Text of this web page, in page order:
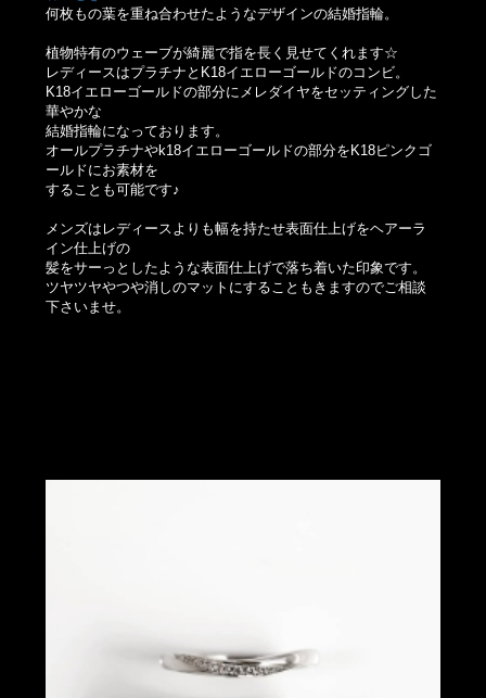
何枚もの葉を重ね合わせたようなデザインの結婚指輪。
植物特有のウェーブが綺麗で指を長く見せてくれます☆
レディースはプラチナとK18イエローゴールドのコンビ。
K18イエローゴールドの部分にメレダイヤをセッティングした
華やかな
結婚指輪になっております。
オールプラチナやk18イエローゴールドの部分をK18ピンクゴ
ールドにお素材を
することも可能です♪
メンズはレディースよりも幅を持たせ表面仕上げをヘアーラ
イン仕上げの
髪をサーっとしたような表面仕上げで落ち着いた印象です。
ツヤツヤやつや消しのマットにすることもきますのでご相談
下さいませ。